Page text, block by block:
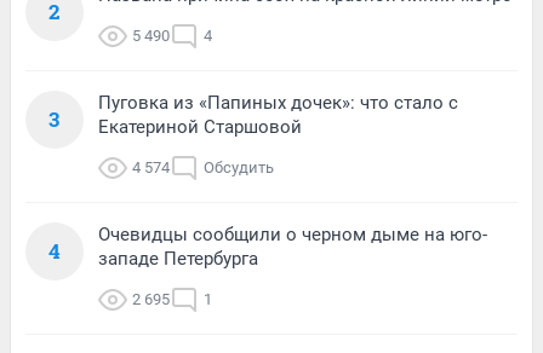
2
5 490 4
3
Пуговка из «Папиных дочек»: что стало с
Екатериной Старшовой
4 574 Обсудить
4
Очевидцы сообщили о черном дыме на юго-
западе Петербурга
2 695 1